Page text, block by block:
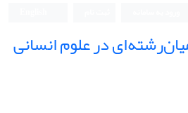
در علوم انسانی